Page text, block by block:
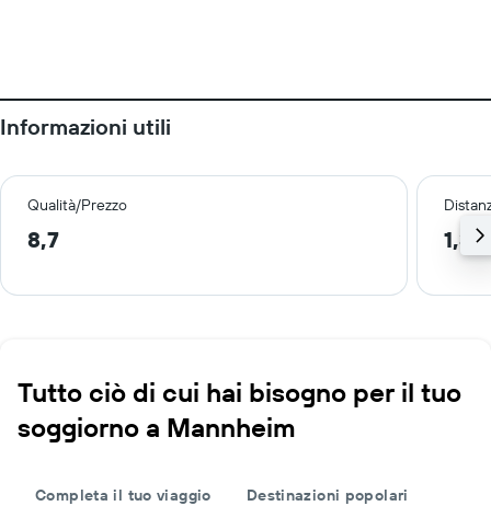
Informazioni utili
Qualità/Prezzo
8,7 1,3
Tutto ciò di cui hai bisogno per il tuo
soggiorno a Mannheim
Completa il tuo viaggio Destinazioni popolari